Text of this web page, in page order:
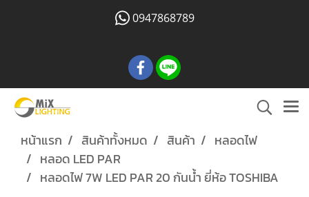
0947868789
หน้าแรก สินค้าทั้งหมด สินค้า
หลอดไฟ
หลอด LED PAR
หลอดไฟ 7W LED PAR 20 กันน้ำ ยี่ห้อ TOSHIBA